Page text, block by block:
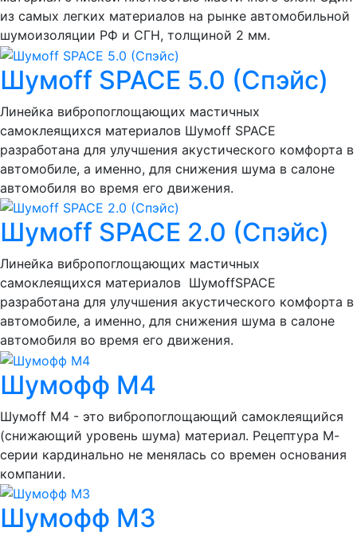
из самых легких материалов на рынке автомобильной
шумоизоляции РФ и СГН, толщиной 2 мм.
Шумoff SPACE 5.0 (Спэйс)
Линейка вибропоглощающих мастичных
самоклеящихся материалов Шумоff SPACE
разработана для улучшения акустического комфорта в
автомобиле, а именно, для снижения шума в салоне
автомобиля во время его движения.
Шумoff SPACE 2.0 (Спэйс)
Линейка вибропоглощающих мастичных
самоклеящихся материалов ШумоffSPACE
разработана для улучшения акустического комфорта в
автомобиле, а именно, для снижения шума в салоне
автомобиля во время его движения.
Шумофф М4
Шумоff M4 - это вибропоглощающий самоклеящийся
(снижающий уровень шума) материал. Рецептура М-
серии кардинально не менялась со времен основания
компании.
Шумофф М3